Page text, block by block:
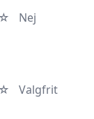
Nej
Valgfrit